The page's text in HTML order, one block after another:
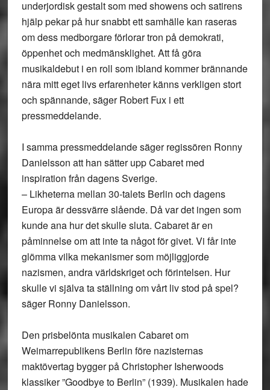
underjordisk gestalt som med showens och satirens
hjälp pekar på hur snabbt ett samhälle kan raseras
om dess medborgare förlorar tron på demokrati,
öppenhet och medmänsklighet. Att få göra
musikaldebut i en roll som ibland kommer brännande
nära mitt eget livs erfarenheter känns verkligen stort
och spännande, säger Robert Fux i ett
pressmeddelande.
I samma pressmeddelande säger regissören Ronny
Danielsson att han sätter upp Cabaret med
inspiration från dagens Sverige.
– Likheterna mellan 30-talets Berlin och dagens
Europa är dessvärre slående. Då var det ingen som
kunde ana hur det skulle sluta. Cabaret är en
påminnelse om att inte ta något för givet. Vi får inte
glömma vilka mekanismer som möjliggjorde
nazismen, andra världskriget och förintelsen. Hur
skulle vi själva ta ställning om vårt liv stod på spel?
säger Ronny Danielsson.
Den prisbelönta musikalen Cabaret om
Weimarrepublikens Berlin före nazisternas
maktövertag bygger på Christopher Isherwoods
klassiker ”Goodbye to Berlin” (1939). Musikalen hade